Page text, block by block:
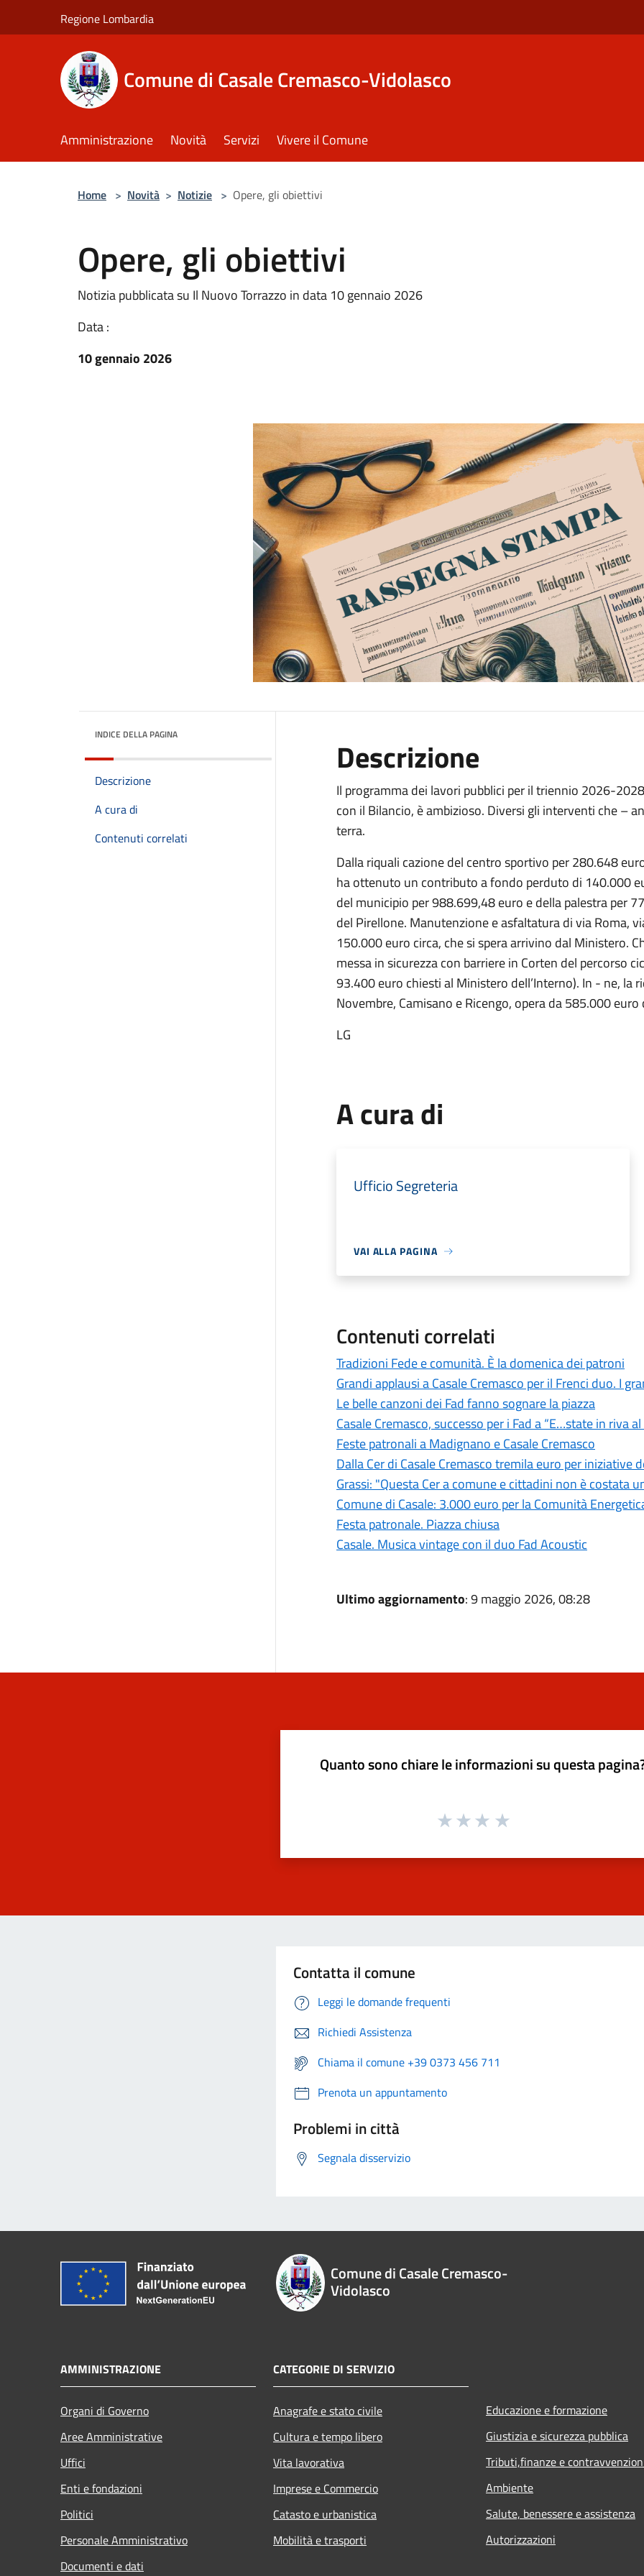
Regione Lombardia
Comune di Casale Cremasco-Vidolasco
Amministrazione Novità Servizi Vivere il Comune
Home > Novità > Notizie > Opere, gli obiettivi
Opere, gli obiettivi
Notizia pubblicata su Il Nuovo Torrazzo in data 10 gennaio 2026
Data :
10 gennaio 2026
INDICE DELLA PAGINA
Descrizione
A cura di
Contenuti correlati
Descrizione
Il programma dei lavori pubblici per il triennio 2026-
con il Bilancio, è ambizioso. Diversi gli interventi che –
terra.
Dalla riquali cazione del centro sportivo per 280.648
ha ottenuto un contributo a fondo perduto di 140.000
del municipio per 988.699,48 euro e della palestra per
del Pirellone. Manutenzione e asfaltatura di via Roma,
150.000 euro circa, che si spera arrivino dal Ministero.
messa in sicurezza con barriere in Corten del percorso
93.400 euro chiesti al Ministero dell’Interno). In - ne, la
Novembre, Camisano e Ricengo, opera da 585.000
LG
A cura di
Ufficio Segreteria
VAI ALLA PAGINA
Contenuti correlati
Tradizioni Fede e comunità. È la domenica dei patroni
Grandi applausi a Casale Cremasco per il Frenci duo. I
Le belle canzoni dei Fad fanno sognare la piazza
Casale Cremasco, successo per i Fad a “E…state in riva
Feste patronali a Madignano e Casale Cremasco
Dalla Cer di Casale Cremasco tremila euro per
Grassi: "Questa Cer a comune e cittadini non è costata
Comune di Casale: 3.000 euro per la Comunità
Festa patronale. Piazza chiusa
Casale. Musica vintage con il duo Fad Acoustic
Ultimo aggiornamento: 9 maggio 2026, 08:28
Quanto sono chiare le informazioni su questa
Contatta il comune
Leggi le domande frequenti
Richiedi Assistenza
Chiama il comune +39 0373 456 711
Prenota un appuntamento
Problemi in città
Segnala disservizio
Comune di Casale Cremasco-
Vidolasco
AMMINISTRAZIONE
Organi di Governo
Aree Amministrative
Uffici
Enti e fondazioni
Politici
Personale Amministrativo
Documenti e dati
CATEGORIE DI SERVIZIO
Anagrafe e stato civile
Cultura e tempo libero
Vita lavorativa
Imprese e Commercio
Catasto e urbanistica
Mobilità e trasporti
Educazione e formazione
Giustizia e sicurezza pubblica
Tributi,finanze e
Ambiente
Salute, benessere e assistenza
Autorizzazioni